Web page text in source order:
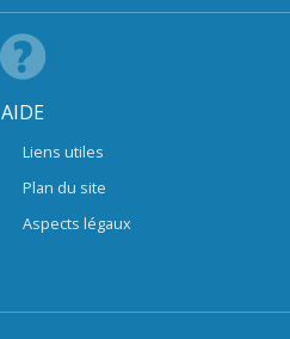
AIDE
Liens utiles
Plan du site
Aspects légaux